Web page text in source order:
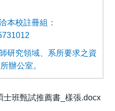
本校註冊組：
研究領域、系所要求之資
辦公室。
士班甄試推薦書_樣張.docx